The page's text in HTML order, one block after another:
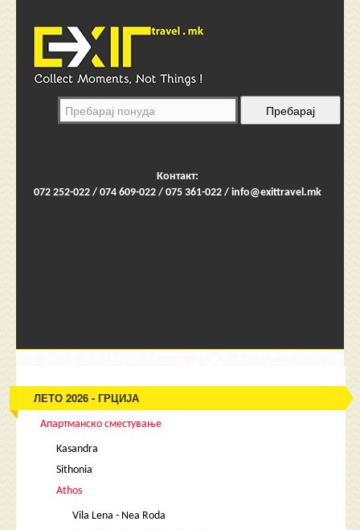
Контакт:
072 252-022 / 074 609-022 / 075 361-022 / info@exittravel.mk
ЛЕТО 2026 - ГРЦИЈА
Апартманско сместување
Kasandra
Sithonia
Athos
Vila Lena - Nea Roda